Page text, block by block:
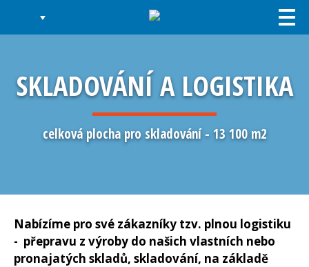
SKLADOVÁNÍ A LOGISTIKA
celková plocha pro skladování - 13 100 m2
Nabízíme pro své zákazníky tzv. plnou logistiku
- přepravu z výroby do našich vlastních nebo
pronajatých skladů, skladování, na základě